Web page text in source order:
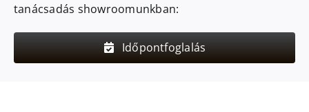
tanácsadás showroomunkban:
Időpontfoglalás